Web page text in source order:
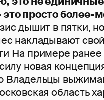
просто более-
дышит в пятки,
накладывают
На примере
новая
Владельцы
область